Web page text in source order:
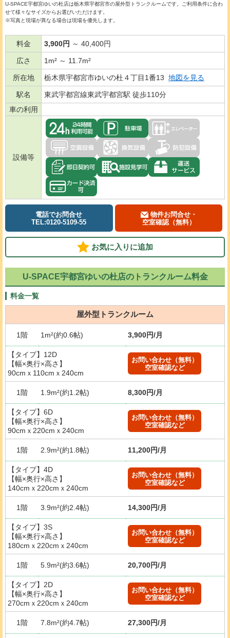
U-SPACE宇都宮ゆいの杜店は栃木県宇都宮市の屋外型トランクルームです。ご利用条件に合わ
せて様々なサイズからお選びいただけます。
※写真と現場が異なる場合は現場を優先します。
料金 3,900円 ～ 40,400円
広さ 1m² ～ 11.7m²
所在地 栃木県宇都宮市ゆいの杜４丁目1番13 地図を見る
駅名
東武宇都宮線東武宇都宮駅 徒歩110分
車の利用
設備等
電話でお問合せ
TEL:0120-5109-55
物件お問合せ・
空室確認（無料）
お気に入りに追加
U-SPACE宇都宮ゆいの杜店のトランクルーム料金
料金一覧
屋外型トランクルーム
1階 1m²(約0.6帖) 3,900円/月
【タイプ】12D
【幅×奥行×高さ】
90cmｘ110cmｘ240cm
お問い合わせ（無料）
空室確認など
1階 1.9m²(約1.2帖) 8,300円/月
【タイプ】6D
【幅×奥行×高さ】
90cmｘ220cmｘ240cm
お問い合わせ（無料）
空室確認など
1階 2.9m²(約1.8帖) 11,200円/月
【タイプ】4D
【幅×奥行×高さ】
140cmｘ220cmｘ240cm
お問い合わせ（無料）
空室確認など
1階 3.9m²(約2.4帖) 14,300円/月
【タイプ】3S
【幅×奥行×高さ】
180cmｘ220cmｘ240cm
お問い合わせ（無料）
空室確認など
1階 5.9m²(約3.6帖) 20,700円/月
【タイプ】2D
【幅×奥行×高さ】
270cmｘ220cmｘ240cm
お問い合わせ（無料）
空室確認など
1階 7.8m²(約4.7帖) 27,300円/月